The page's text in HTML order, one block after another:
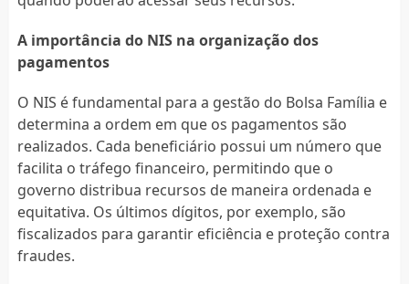
A importância do NIS na organização dos
pagamentos
O NIS é fundamental para a gestão do Bolsa Família e
determina a ordem em que os pagamentos são
realizados. Cada beneficiário possui um número que
facilita o tráfego financeiro, permitindo que o
governo distribua recursos de maneira ordenada e
equitativa. Os últimos dígitos, por exemplo, são
fiscalizados para garantir eficiência e proteção contra
fraudes.